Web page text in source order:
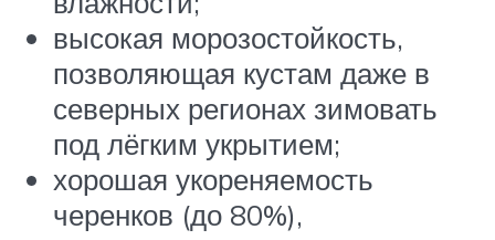
высокая морозостойкость,
позволяющая кустам даже в
северных регионах зимовать
под лёгким укрытием;
хорошая укореняемость
черенков (до 80%),